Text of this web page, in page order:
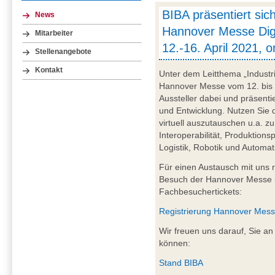
News
Mitarbeiter
Stellenangebote
Kontakt
BIBA präsentiert
Hannover Messe
12.-16. April 2021,
Unter dem Leitthema
Hannover Messe vom 12.
Aussteller dabei und
und Entwicklung. Nutzen Sie
virtuell auszutauschen u.a.
Interoperabilität,
Logistik, Robotik und
Für einen Austausch mit uns
Besuch der Hannover
Fachbesuchertickets:
Registrierung Hannover
Wir freuen uns darauf, Sie
können:
Stand BIBA